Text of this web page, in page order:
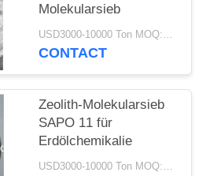
Molekularsieb
USD3000-10000 Ton MOQ:1 Kilogramm
CONTACT
Zeolith-Molekularsieb
SAPO 11 für
Erdölchemikalie
USD3000-10000 Ton MOQ:1 Kilogramm